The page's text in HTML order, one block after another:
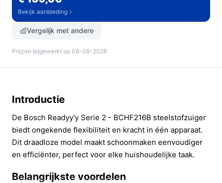
Bekijk aanbieding
Vergelijk met andere
Prijzen bijgewerkt op 06-08-2026
Introductie
De Bosch Readyy'y Serie 2 - BCHF216B steelstofzuiger
biedt ongekende flexibiliteit en kracht in één apparaat.
Dit draadloze model maakt schoonmaken eenvoudiger
en efficiënter, perfect voor elke huishoudelijke taak.
Belangrijkste voordelen